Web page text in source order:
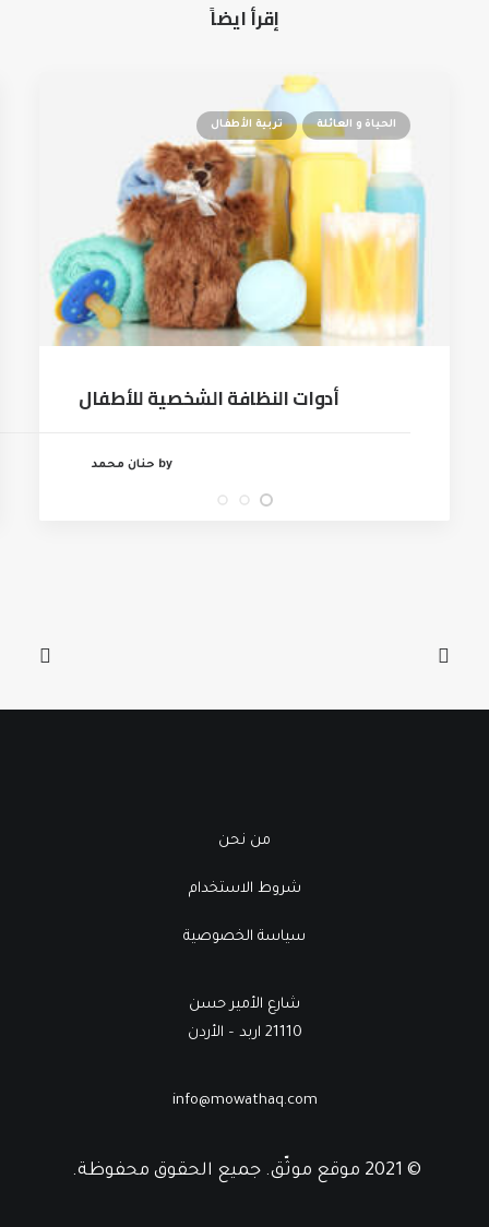
إقرأ ايضاً
الحياة و العائلة تربية الأطفال
أدوات النظافة الشخصية للأطفال
by حنان محمد
© 2021 موقع موثّق. جميع الحقوق محفوظة.
من نحن
شروط الاستخدام
سياسة الخصوصية
شارع الأمير حسن
21110 اربد – الأردن
info@mowathaq.com